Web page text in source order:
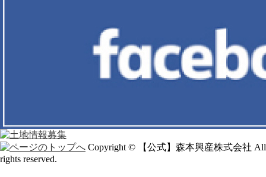
Copyright © 【公式】森本興産株式会社 All
rights reserved.